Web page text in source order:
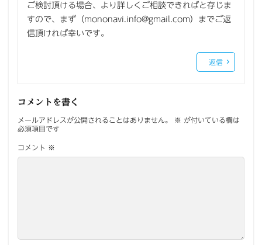
ご検討頂ける場合、より詳しくご相談できればと存じま
すので、まず（mononavi.info@gmail.com）までご返
信頂ければ幸いです。
返信
コメントを書く
メールアドレスが公開されることはありません。 ※ が付いている欄は
必須項目です
コメント ※